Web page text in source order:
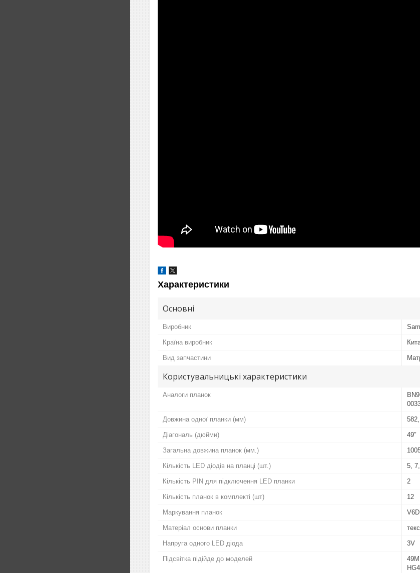
Характеристики
Основні
Виробник
Країна виробник
Вид запчастини
Користувальницькі характеристики
Аналоги планок
Довжина одної планки (мм)
Діагональ (дюйми) 49″
Загальна довжина планок (мм.)
Кількість LED діодів на планці (шт.) 5,
Кількість PIN для підключення LED планки 2
Кількість планок в комплекті (шт) 12
Маркування планок
Матеріал основи планки
Напруга одного LED діода 3V
Підсвітка підійде до моделей